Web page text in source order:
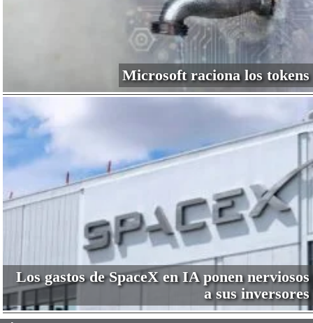
Microsoft raciona los tokens
Los gastos de SpaceX en IA ponen nerviosos
a sus inversores